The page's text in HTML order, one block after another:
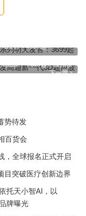
发售：3699起
下一篇
通新一代3D超声波指纹
势待发
百货会
，全球报名正式开启
目突破医疗创新边界
托天小智AI，以
牌曝光